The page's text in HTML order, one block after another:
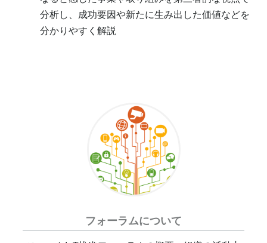
分析し、成功要因や新たに生み出した価値などを
分かりやすく解説
フォーラムについて